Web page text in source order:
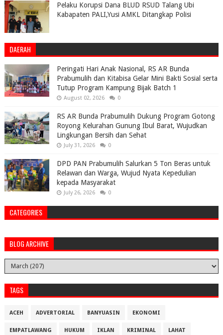
Pelaku Korupsi Dana BLUD RSUD Talang Ubi
Kabapaten PALI,Yusi AMKL Ditangkap Polisi
DAERAH
Peringati Hari Anak Nasional, RS AR Bunda
Prabumulih dan Kitabisa Gelar Mini Bakti Sosial serta
Tutup Program Kampung Bijak Batch 1
August 02, 2026 0
RS AR Bunda Prabumulih Dukung Program Gotong
Royong Kelurahan Gunung Ibul Barat, Wujudkan
Lingkungan Bersih dan Sehat
July 31, 2026 0
DPD PAN Prabumulih Salurkan 5 Ton Beras untuk
Relawan dan Warga, Wujud Nyata Kepedulian
kepada Masyarakat
July 26, 2026 0
CATEGORIES
BLOG ARCHIVE
TAGS
ACEH ADVERTORIAL BANYUASIN EKONOMI
EMPATLAWANG HUKUM IKLAN KRIMINAL LAHAT